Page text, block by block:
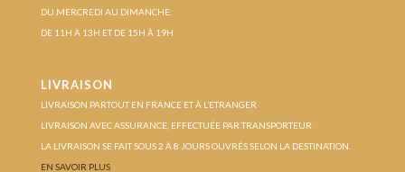
DU MERCREDI AU DIMANCHE:
DE 11H À 13H ET DE 15H À 19H
LIVRAISON
LIVRAISON PARTOUT EN FRANCE ET À L’ETRANGER
LIVRAISON AVEC ASSURANCE, EFFECTUÉE PAR TRANSPORTEUR
LA LIVRAISON SE FAIT SOUS 2 À 8 JOURS OUVRÉS SELON LA DESTINATION.
EN SAVOIR PLUS